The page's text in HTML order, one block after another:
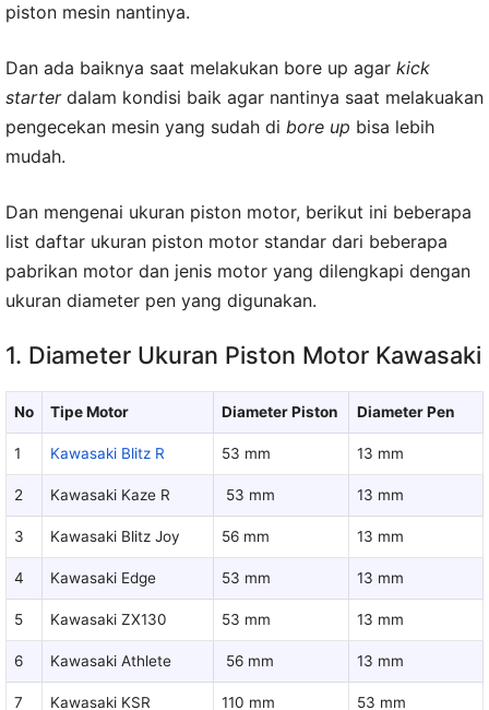
piston mesin nantinya.
Dan ada baiknya saat melakukan bore up agar kick
starterdalam kondisi baik agar nantinya saat melakuakan
pengecekan mesin yang sudah di bore up bisa lebih
mudah.
Dan mengenai ukuran piston motor, berikut ini beberapa
list daftar ukuran piston motor standar dari beberapa
pabrikan motor dan jenis motor yang dilengkapi dengan
ukuran diameter pen yang digunakan.
1. Diameter Ukuran Piston Motor Kawasaki
No Tipe Motor Diameter Piston Diameter Pen
1 Kawasaki Blitz R 53 mm 13 mm
2 Kawasaki Kaze R 53 mm 13 mm
3 Kawasaki Blitz Joy 56 mm 13 mm
4 Kawasaki Edge 53 mm 13 mm
5 Kawasaki ZX130 53 mm 13 mm
6 Kawasaki Athlete 56 mm 13 mm
7 Kawasaki KSR 110 mm 53 mm